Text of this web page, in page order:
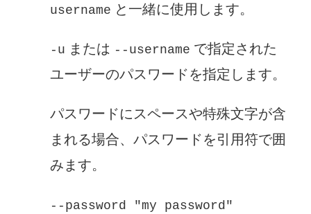
username と一緒に使用します。
-u または --username で指定された
ユーザーのパスワードを指定します。
パスワードにスペースや特殊文字が含
まれる場合、パスワードを引用符で囲
みます。
--password "my password"